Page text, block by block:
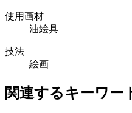
使用画材
油絵具
技法
絵画
関連するキーワー